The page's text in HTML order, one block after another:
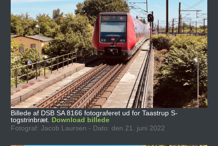
Billede af DSB SA 8166 fotograferet ud for Taastrup S-
togstrinbræt. Download billede
Fotograf: Jacob Laursen - Dato: den 21. juni 2022